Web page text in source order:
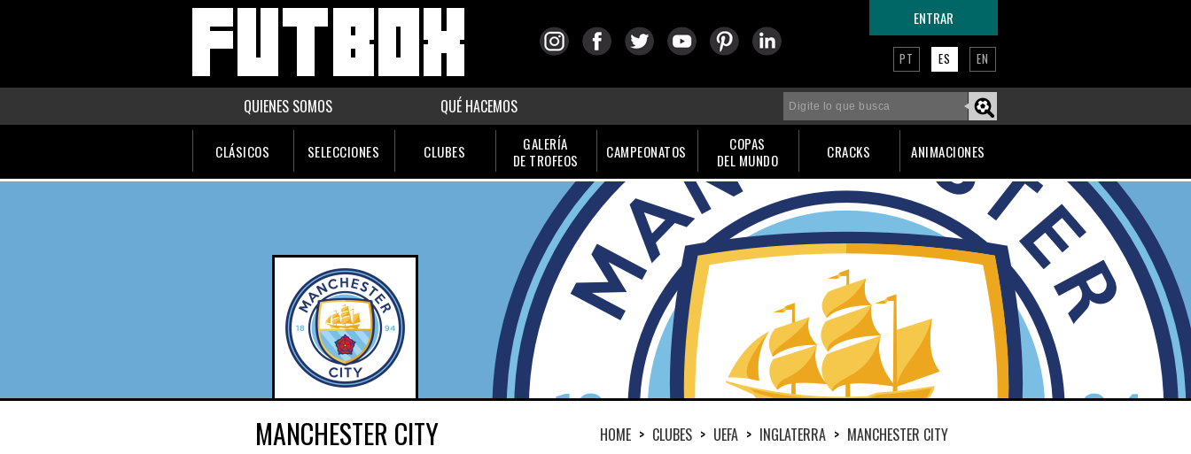
ENTRAR
PT ES EN
QUIENES SOMOS QUÉ HACEMOS
CLÁSICOS SELECCIONES CLUBES
GALERÍA
DE TROFEOS
CAMPEONATOS
COPAS
DEL MUNDO
CRACKS ANIMACIONES
Faça um tour por esta página!
MANCHESTER CITY HOME > CLUBES > UEFA > INGLATERRA > MANCHESTER CITY